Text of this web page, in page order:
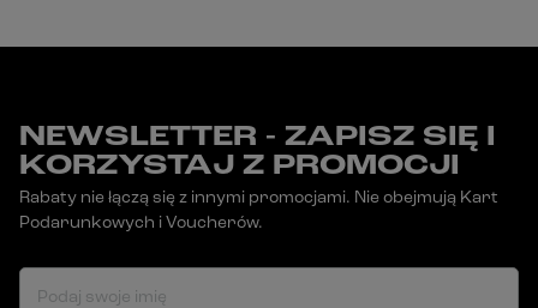
NEWSLETTER - ZAPISZ SIĘ I
KORZYSTAJ Z PROMOCJI
Rabaty nie łączą się z innymi promocjami. Nie obejmują Kart
Podarunkowych i Voucherów.
Podaj swoje imię